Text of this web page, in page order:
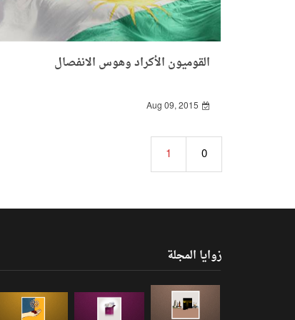
القوميون الأكراد وهوس الانفصال
Aug 09, 2015
0
1
زوايا المجلة